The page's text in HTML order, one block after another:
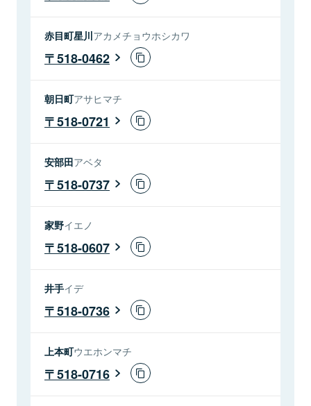
赤目町星川アカメチョウホシカワ
518-0462
朝日町アサヒマチ
518-0721
安部田アベタ
518-0737
家野イエノ
518-0607
井手イデ
518-0736
上本町ウエホンマチ
518-0716